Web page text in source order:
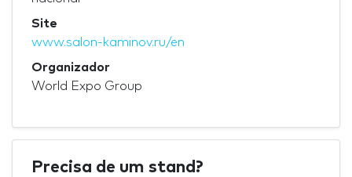
Site
www.salon-kaminov.ru/en
Organizador
World Expo Group
Precisa de um stand?